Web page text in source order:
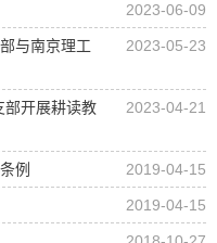
2023-06-09
与南京理工
2023-05-23
部开展耕读教
2023-04-21
例 2019-04-15
2019-04-15